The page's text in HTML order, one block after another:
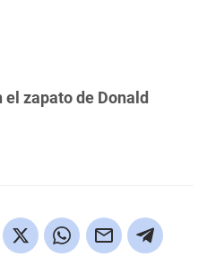
zapato de Donald